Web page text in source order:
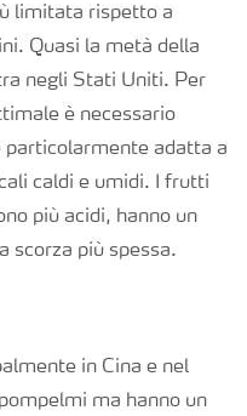
limitata rispetto a
Quasi la metà della
negli Stati Uniti. Per
è necessario
particolarmente adatta a
caldi e umidi. I frutti
più acidi, hanno un
scorza più spessa.
in Cina e nel
ma hanno un